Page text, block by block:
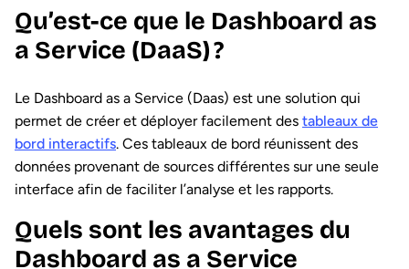
Qu’est-ce que le Dashboard as
a Service (DaaS) ?
Le Dashboard as a Service (Daas) est une solution qui
permet de créer et déployer facilement des tableaux de
bord interactifs. Ces tableaux de bord réunissent des
données provenant de sources différentes sur une seule
interface afin de faciliter l’analyse et les rapports.
Quels sont les avantages du
Dashboard as a Service